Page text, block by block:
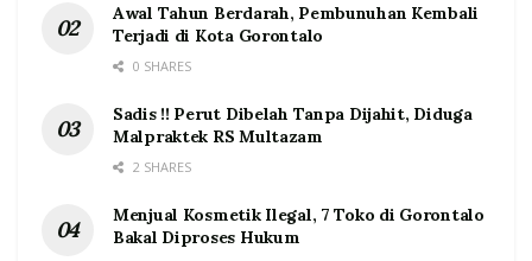
Awal Tahun Berdarah, Pembunuhan Kembali
Terjadi di Kota Gorontalo
0 SHARES
Sadis !! Perut Dibelah Tanpa Dijahit, Diduga
Malpraktek RS Multazam
2 SHARES
Menjual Kosmetik Ilegal, 7 Toko di Gorontalo
Bakal Diproses Hukum